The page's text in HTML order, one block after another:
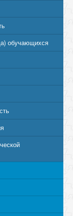
обучающихся